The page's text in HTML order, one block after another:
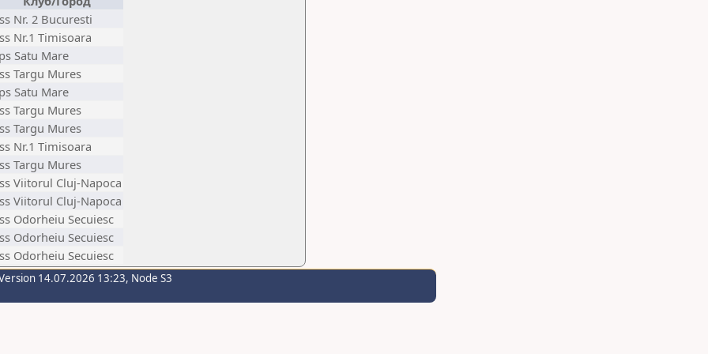
Nr. 2 Bucuresti
Nr.1 Timisoara
Satu Mare
Targu Mures
Satu Mare
Targu Mures
Targu Mures
Nr.1 Timisoara
Targu Mures
Viitorul Cluj-Napoca
Viitorul Cluj-Napoca
Odorheiu Secuiesc
Odorheiu Secuiesc
Odorheiu Secuiesc
14.07.2026 13:23, Node S3